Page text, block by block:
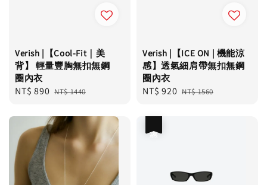
Verish |【Cool-Fit｜美
背】 輕量豐胸無扣無鋼
圈內衣
Sale
NT$ 890 Regular
NT$ 1440
Verish |【ICE ON | 機能涼
感】透氣細肩帶無扣無鋼
圈內衣
Sale
NT$ 920 Regular
NT$ 1560